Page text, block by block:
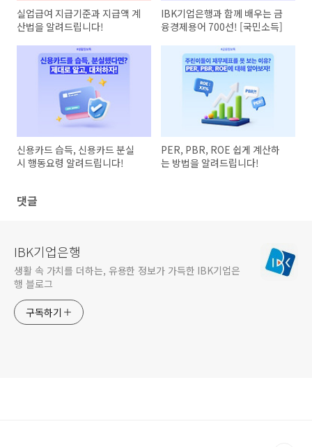
실업급여 지급기준과 지급액 계
산법을 알려드립니다!
IBK기업은행과 함께 배우는 금
융경제용어 700선! [국민소득]
신용카드 습득, 신용카드 분실
시 행동요령 알려드립니다!
PER, PBR, ROE 쉽게 계산하
는 방법을 알려드립니다!
댓글
IBK기업은행
생활 속 가치를 더하는, 유용한 정보가 가득한 IBK기업은
행 블로그
구독하기